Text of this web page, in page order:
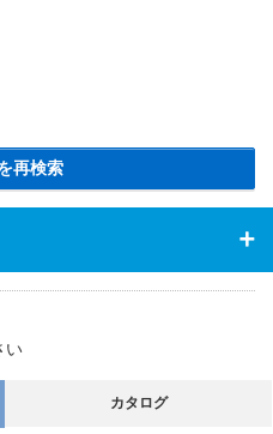
再検索
い
カタログ